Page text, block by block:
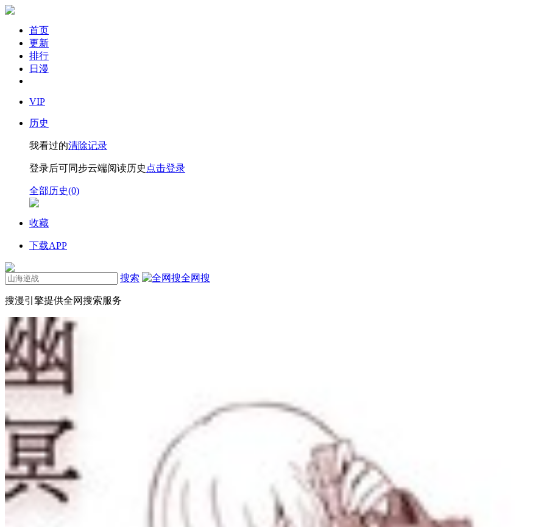
首页
更新
排行
日漫
VIP
历史
我看过的清除记录
登录后可同步云端阅读历史 点击登录
全部历史(0)
收藏
下载APP
搜索 全网搜
搜漫引擎提供全网搜索服务